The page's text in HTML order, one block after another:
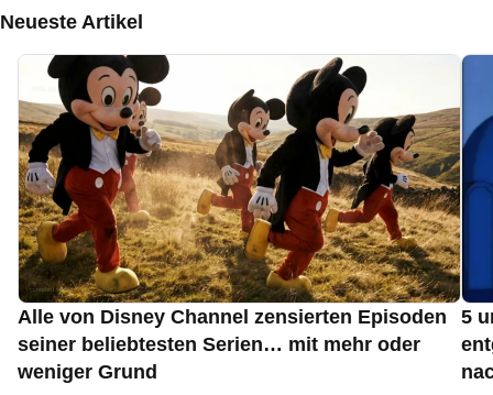
Neueste Artikel
Alle von Disney Channel zensierten Episoden
seiner beliebtesten Serien… mit mehr oder
weniger Grund
5